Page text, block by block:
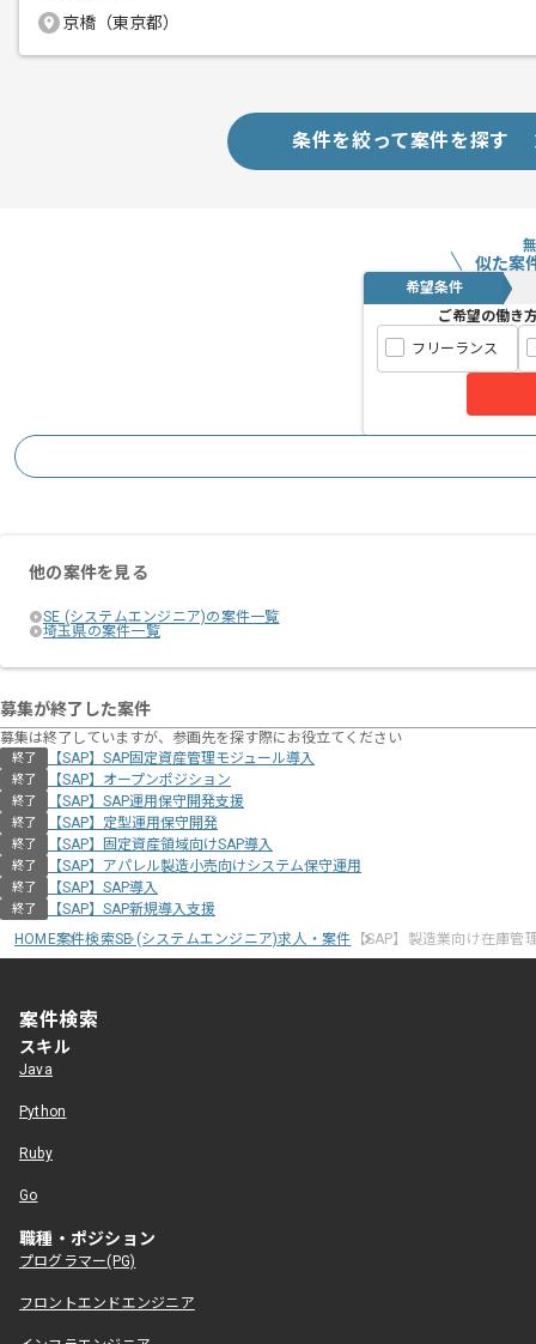
京橋（東京都）
条件を絞って案件を探す
似た案
希望条件
ご希望の働き
フリーランス
他の案件を見る
SE (システムエンジニア)の案件一覧
埼玉県の案件一覧
募集が終了した案件
募集は終了していますが、参画先を探す際にお役立てください
終了 【SAP】SAP固定資産管理モジュール導入
終了 【SAP】オープンポジション
終了 【SAP】SAP運用保守開発支援
終了 【SAP】定型運用保守開発
終了 【SAP】固定資産領域向けSAP導入
終了 【SAP】アパレル製造小売向けシステム保守運用
終了 【SAP】SAP導入
終了
【SAP】SAP新規導入支援
HOME案件検索SE (システムエンジニア)求人・案件 【SAP】製造業向け在庫管
案件検索
スキル
Java
Python
Ruby
Go
職種・ポジション
プログラマー(PG)
フロントエンドエンジニア